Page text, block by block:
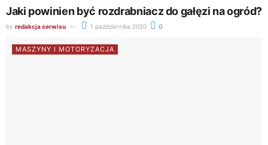
Jaki powinien być rozdrabniacz do gałęzi na ogród?
by redakcja serwisu 1 października 2020 0
MASZYNY I MOTORYZACJA